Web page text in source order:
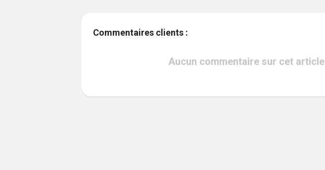
Commentaires clients :
Aucun commentaire sur cet article